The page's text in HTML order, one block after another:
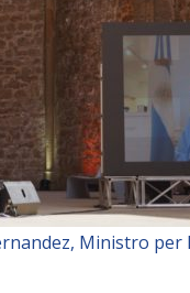
Ministro per